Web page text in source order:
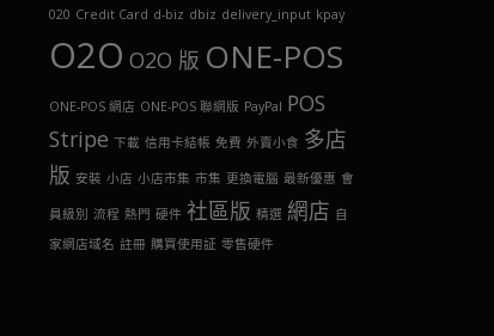
020 Credit Card d-biz dbiz delivery_input kpay
O2O O2O 版 ONE-POS
ONE-POS 網店 ONE-POS 聯網版 PayPal POS
Stripe 下載 信用卡結帳 免費 外賣小食 多店
版 安裝 小店 小店市集 市集 更換電腦 最新優惠 會
員級別 流程 熱門 硬件 社區版 精選 網店 自
家網店域名 註冊 購買使用証 零售硬件